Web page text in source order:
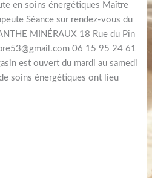
en soins énergétiques Maître
Séance sur rendez-vous du
MINÉRAUX 18 Rue du Pin
06 15 95 24 61
est ouvert du mardi au samedi
soins énergétiques ont lieu